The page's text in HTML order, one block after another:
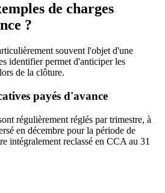
de charges
?
souvent l'objet d'une
identifier permet d'anticiper les
de la clôture.
payés d'avance
régulièrement réglés par trimestre, à
en décembre pour la période de
intégralement reclassé en CCA au 31